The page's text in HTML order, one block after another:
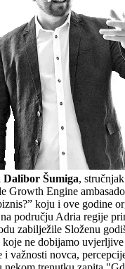
Dalibor Šumiga,
Engine
koju i ove godine
području Adria regije
zabilježile Složenu
ne dobijamo
novca,